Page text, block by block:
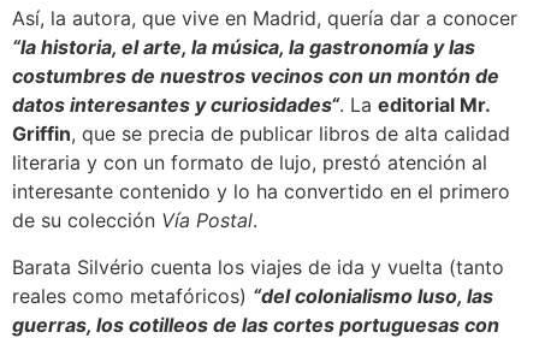
Así, la autora, que vive en Madrid, quería dar a conocer
“la historia, el arte, la música, la gastronomía y las
costumbres de nuestros vecinos con un montón de
datos interesantes y curiosidades“. La editorial Mr.
Griffin, que se precia de publicar libros de alta calidad
literaria y con un formato de lujo, prestó atención al
interesante contenido y lo ha convertido en el primero
de su colección Vía Postal.
Barata Silvério cuenta los viajes de ida y vuelta (tanto
reales como metafóricos) “del colonialismo luso, las
guerras, los cotilleos de las cortes portuguesas con